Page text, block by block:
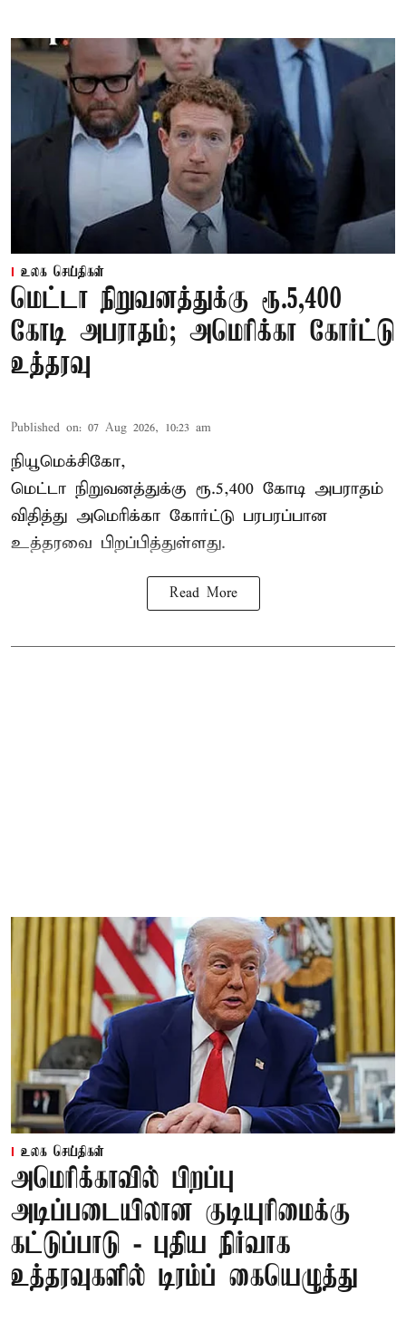
உலக செய்திகள்
மெட்டா நிறுவனத்துக்கு ரூ.5,400
கோடி அபராதம்; அமெரிக்கா கோர்ட்டு
உத்தரவு
Published on: 07 Aug 2026, 10:23 am
நியூமெக்சிகோ,
மெட்டா நிறுவனத்துக்கு ரூ.5,400 கோடி அபராதம்
விதித்து அமெரிக்கா கோர்ட்டு பரபரப்பான
உத்தரவை பிறப்பித்துள்ளது.
Read More
உலக செய்திகள்
அமெரிக்காவில் பிறப்பு
அடிப்படையிலான குடியுரிமைக்கு
கட்டுப்பாடு - புதிய நிர்வாக
உத்தரவுகளில் டிரம்ப் கையெழுத்து